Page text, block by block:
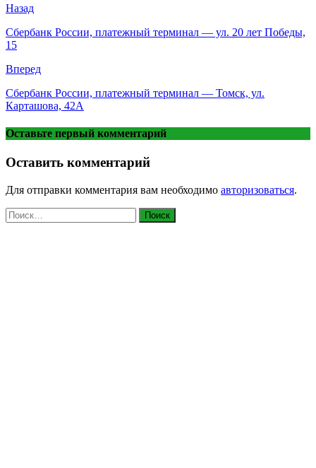
Назад
Сбербанк России, платежный терминал — ул. 20 лет Победы,
15
Вперед
Сбербанк России, платежный терминал — Томск, ул.
Карташова, 42А
Оставьте первый комментарий
Оставить комментарий
Для отправки комментария вам необходимо авторизоваться.
Найти: